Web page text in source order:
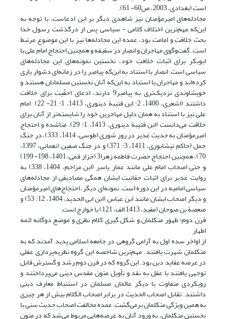
است (بغدادی، 2003، ص60- 61).
مجادله‌های امیرمؤمنان نیز شاهدی دیگر بر این ادعاست. با توجه به
این‌که مهم‌ترین اختلاف کلامی - سیاسی پس از درگذشت رسول خدا
بحث خلافت و امامت بود، عمده این مجادله‌ها نیز با این موضوع مرتبط
است. گفت‌و‌گوی مهاجران و انصار در سقیفه و همچنین احتجاج امام علی با
ابوبکر برای اثبات خلافتِ خود، نخستین نمونه‌های این مجادله‌های
سیاسی است. انصار با استناد به این‌که پیامبر را در زمانه‌ای دشوار یاری
کرده‌اند و مهاجران با استناد به این‌که آنان نخستین مسلمانان هستند و
خویشاوندی نزدیک‌تری به پیامبر9 دارند، ادعای احقّیت برای خلافت
داشتند (اشعری، 1400، 2؛ ابن قتیبة دینوری، 1413، 1: 21- 22). امام
علی نیز با استناد به همان دلیل مهاجرین خود را شایسته‌تر از آنان برای
خلافت می‌دانست (ابن قتیبة دینوری، 1413، 1: 29). مناشده و احتجاج
امیرمؤمنان به حدیث غدیر در روز شوری (طوسی، 1414، 333)، در جنگ
جمل (حاکم نیشابوری، 1411، 3: 371) و در جنگ صفین (نعمانی،‌ 1397،
70)، همچنین احتجاج حضرت فاطمه زهرا3 (خزاز قمی، 1401، 198- 199)
و حتی اصحاب امام علی مانند عمار یاسر (ابن مزاحم، 1404، 338) به
روایت غدیر برای اثبات حقانیت ایشان همگی مصادیقی از مجادله‌های
سیاسی امامیه در این دوره است. نمونه‌ای دیگر، احتجاج‌های امیرمؤمنان
و دیگر اصحاب ایشان مانند ابن عباس (ابن ابی الحدید، 1404، 12: 53) و
صعصة بن صوحان (مفید، 1413 الف، 121) با خوارج است.
قرن دوم: ظهور متکلمان و شکل گیری کلام نظری و موضع دوگانه ائمه
اطهار
از اواخر سده اول به آرامی گروهی در جامعه اسلامی پدید آمدند که به
متکلمان شهرت یافتند. مهم‌ترین شاخصه این گروه نظریه‌پردازی عقلی
در عرصه عقاید دین بود. این گروه که در قرن دوم رشد و گسترش قابل
توجهی یافتند با عقل به نقد و تأویل متون مقدس دینی می‌پرداختند و
رویکردی متفاوت با دیگر عالمان مسلمان در استنباط معارف دینی
داشتند. تقابل اصحاب الحدیث در برابر اصحاب الکلام بیش از هر چیزی
به همین ویژگی متکلمان برمی‌گشت. عمده مخالفت اصحاب حدیث سنی با
نخستین متکلمان، به ورود آنان به عرصه‌هایی مربوط می‌شد که در متون